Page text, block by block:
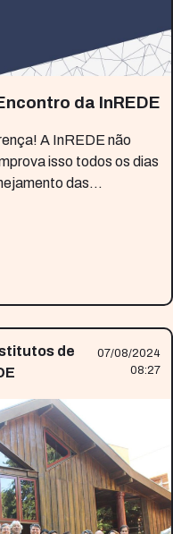
da InREDE
A InREDE não
isso todos os dias
das
de
07/08/2024
08:27